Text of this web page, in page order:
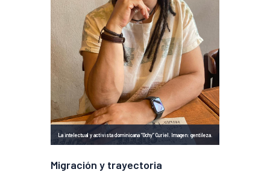
La intelectual y activista dominicana “Ochy” Curiel. Imagen: gentileza.
Migración y trayectoria